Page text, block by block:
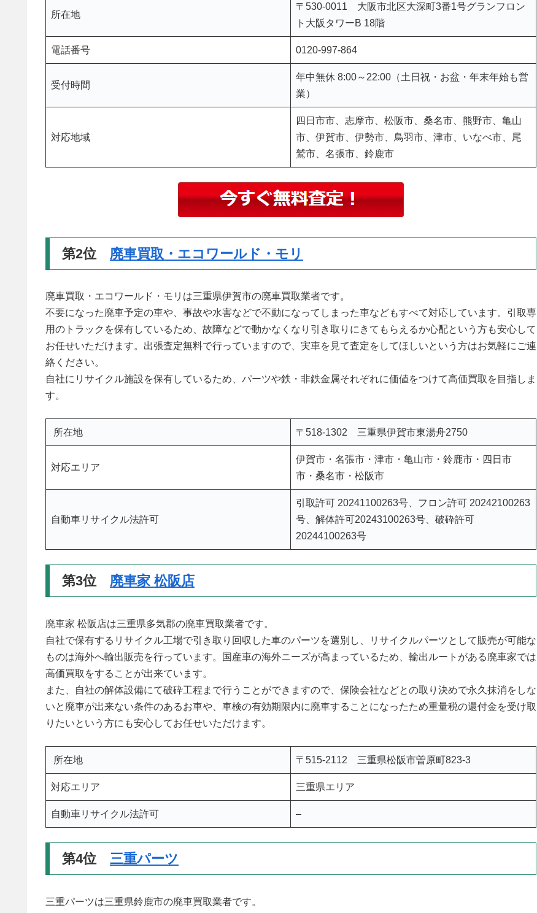
所在地
〒530-0011 大阪市北区大深町3番1号グランフロン
ト大阪タワーB 18階
電話番号 0120-997-864
受付時間
年中無休 8:00～22:00（土日祝・お盆・年末年始も営
業）
対応地域
四日市市、志摩市、松阪市、桑名市、熊野市、亀山
市、伊賀市、伊勢市、鳥羽市、津市、いなべ市、尾
鷲市、名張市、鈴鹿市
第2位 廃車買取・エコワールド・モリ
廃車買取・エコワールド・モリは三重県伊賀市の廃車買取業者です。
不要になった廃車予定の車や、事故や水害などで不動になってしまった車などもすべて対応しています。引取専
用のトラックを保有しているため、故障などで動かなくなり引き取りにきてもらえるか心配という方も安心して
お任せいただけます。出張査定無料で行っていますので、実車を見て査定をしてほしいという方はお気軽にご連
絡ください。
自社にリサイクル施設を保有しているため、パーツや鉄・非鉄金属それぞれに価値をつけて高価買取を目指しま
す。
所在地 〒518-1302 三重県伊賀市東湯舟2750
対応エリア
伊賀市・名張市・津市・亀山市・鈴鹿市・四日市
市・桑名市・松阪市
自動車リサイクル法許可
引取許可 20241100263号、フロン許可 20242100263
号、解体許可20243100263号、破砕許可
20244100263号
第3位 廃車家 松阪店
廃車家 松阪店は三重県多気郡の廃車買取業者です。
自社で保有するリサイクル工場で引き取り回収した車のパーツを選別し、リサイクルパーツとして販売が可能な
ものは海外へ輸出販売を行っています。国産車の海外ニーズが高まっているため、輸出ルートがある廃車家では
高価買取をすることが出来ています。
また、自社の解体設備にて破砕工程まで行うことができますので、保険会社などとの取り決めで永久抹消をしな
いと廃車が出来ない条件のあるお車や、車検の有効期限内に廃車することになったため重量税の還付金を受け取
りたいという方にも安心してお任せいただけます。
所在地 〒515-2112 三重県松阪市曽原町823-3
対応エリア 三重県エリア
自動車リサイクル法許可 –
第4位 三重パーツ
三重パーツは三重県鈴鹿市の廃車買取業者です。